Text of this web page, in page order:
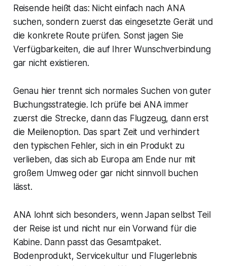
Reisende heißt das: Nicht einfach nach ANA
suchen, sondern zuerst das eingesetzte Gerät und
die konkrete Route prüfen. Sonst jagen Sie
Verfügbarkeiten, die auf Ihrer Wunschverbindung
gar nicht existieren.
Genau hier trennt sich normales Suchen von guter
Buchungsstrategie. Ich prüfe bei ANA immer
zuerst die Strecke, dann das Flugzeug, dann erst
die Meilenoption. Das spart Zeit und verhindert
den typischen Fehler, sich in ein Produkt zu
verlieben, das sich ab Europa am Ende nur mit
großem Umweg oder gar nicht sinnvoll buchen
lässt.
ANA lohnt sich besonders, wenn Japan selbst Teil
der Reise ist und nicht nur ein Vorwand für die
Kabine. Dann passt das Gesamtpaket.
Bodenprodukt, Servicekultur und Flugerlebnis